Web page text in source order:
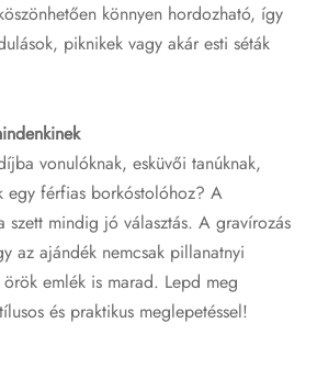
könnyen hordozható, így
piknikek vagy akár esti séták
vonulóknak, esküvői tanúknak,
egy férfias borkóstolóhoz? A
szett mindig jó választás. A gravírozás
az ajándék nemcsak pillanatnyi
emlék is marad. Lepd meg
és praktikus meglepetéssel!